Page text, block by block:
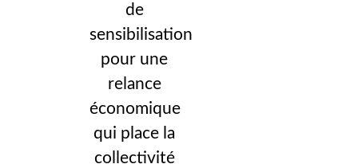
de
sensibilisation
pour une
relance
économique
qui place la
collectivité